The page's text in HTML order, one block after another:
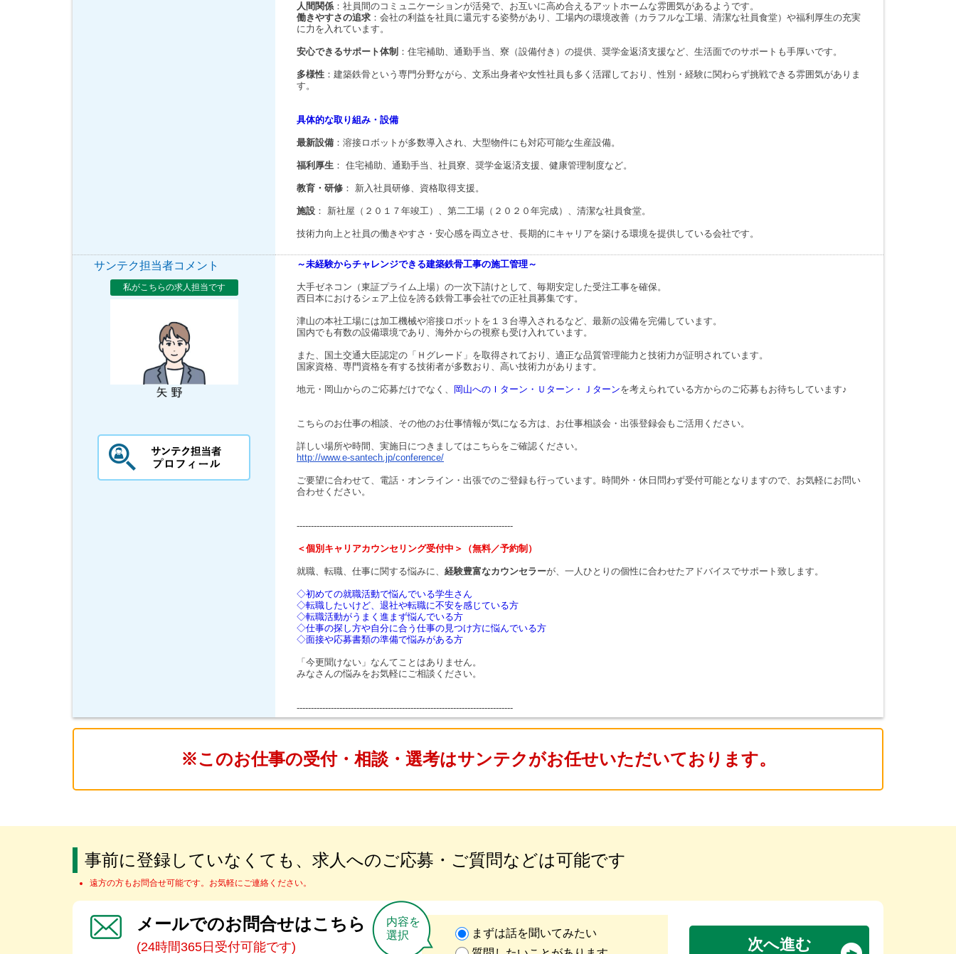
人間関係 ：社員間のコミュニケーションが活発で、お互いに高め合えるアットホームな雰囲気があるようです。
働きやすさの追求 ：会社の利益を社員に還元する姿勢があり、工場内の環境改善（カラフルな工場、清潔な社員食堂）や福利厚生の充実
に力を入れています。
安心できるサポート体制 ：住宅補助、通勤手当、寮（設備付き）の提供、奨学金返済支援など、生活面でのサポートも手厚いです。
多様性 ：建築鉄骨という専門分野ながら、文系出身者や女性社員も多く活躍しており、性別・経験に関わらず挑戦できる雰囲気がありま
す。
具体的な取り組み・設備
最新設備 ：溶接ロボットが多数導入され、大型物件にも対応可能な生産設備。
福利厚生 ： 住宅補助、通勤手当、社員寮、奨学金返済支援、健康管理制度など。
教育・研修 ： 新入社員研修、資格取得支援。
施設 ： 新社屋（２０１７年竣工）、第二工場（２０２０年完成）、清潔な社員食堂。
技術力向上と社員の働きやすさ・安心感を両立させ、長期的にキャリアを築ける環境を提供している会社です。
サンテク担当者コメント
私がこちらの求人担当です
～未経験からチャレンジできる建築鉄骨工事の施工管理～
大手ゼネコン（東証プライム上場）の一次下請けとして、毎期安定した受注工事を確保。
西日本におけるシェア上位を誇る鉄骨工事会社での正社員募集です。
津山の本社工場には加工機械や溶接ロボットを１３台導入されるなど、最新の設備を完備しています。
国内でも有数の設備環境であり、海外からの視察も受け入れています。
また、国土交通大臣認定の「Ｈグレード」を取得されており、適正な品質管理能力と技術力が証明されています。
国家資格、専門資格を有する技術者が多数おり、高い技術力があります。
地元・岡山からのご応募だけでなく、 岡山へのＩターン・Ｕターン・Ｊターンを考えられている方からのご応募もお待ちしています♪
こちらのお仕事の相談、その他のお仕事情報が気になる方は、お仕事相談会・出張登録会もご活用ください。
詳しい場所や時間、実施日につきましてはこちらをご確認ください。
http://www.e-santech.jp/conference/
ご要望に合わせて、電話・オンライン・出張でのご登録も行っています。時間外・休日問わず受付可能となりますので、お気軽にお問い
合わせください。
----------------------------------------------------------------------------
＜個別キャリアカウンセリング受付中＞（無料／予約制）
就職、転職、仕事に関する悩みに、 経験豊富なカウンセラーが、一人ひとりの個性に合わせたアドバイスでサポート致します。
◇初めての就職活動で悩んでいる学生さん
◇転職したいけど、退社や転職に不安を感じている方
◇転職活動がうまく進まず悩んでいる方
◇仕事の探し方や自分に合う仕事の見つけ方に悩んでいる方
◇面接や応募書類の準備で悩みがある方
「今更聞けない」なんてことはありません。
みなさんの悩みをお気軽にご相談ください。
----------------------------------------------------------------------------
※このお仕事の受付・相談・選考はサンテクがお任せいただいております。
事前に登録していなくても、求人へのご応募・ご質問などは可能です
遠方の方もお問合せ可能です。お気軽にご連絡ください。
メールでのお問合せはこちら
(24時間365日受付可能です)
内容を
選択
まずは話を聞いてみたい
次へ進む